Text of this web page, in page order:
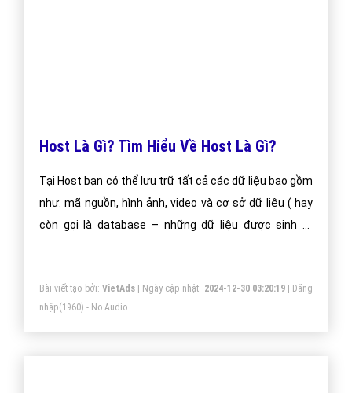
Host Là Gì? Tìm Hiểu Về Host Là Gì?
Tại Host bạn có thể lưu trữ tất cả các dữ liệu bao gồm
như: mã nguồn, hình ảnh, video và cơ sở dữ liệu ( hay
còn gọi là database – những dữ liệu được sinh ra
Bài viết tạo bởi: VietAds| Ngày cập nhật: 2024-12-30 03:20:19|Đăng
nhập(1960) - No Audio